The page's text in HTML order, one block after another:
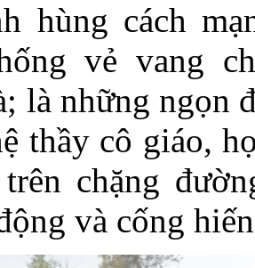
hùng cách
vẻ vang
là những ngọn
thầy cô giáo,
chặng
và cống